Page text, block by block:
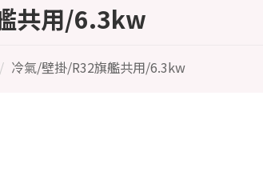
共用/6.3kw
冷氣/壁掛/R32旗艦共用/6.3kw